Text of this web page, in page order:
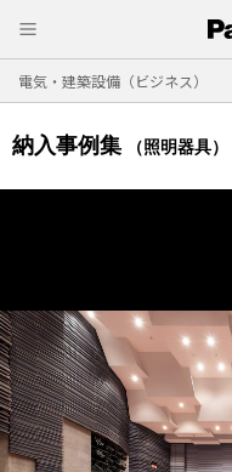
電気・建築設備（ビジネス）
納入事例集 （照明器具）